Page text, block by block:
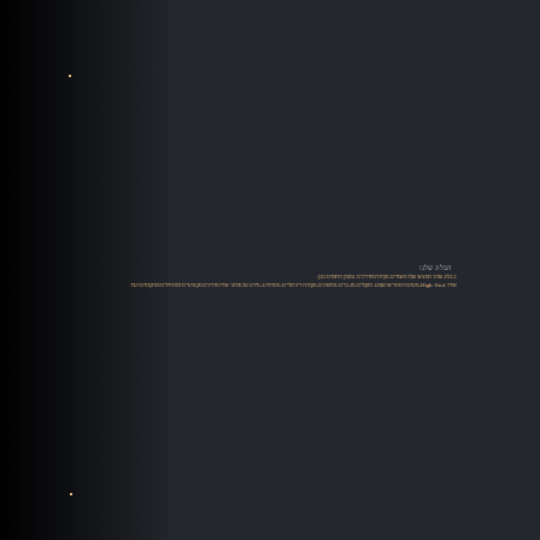
הבלוג שלנו
בבלוג שלנו תמצאו שלל מאמרים, סקירות ומדריכים במגוון תחומים כגון:
אודיו High-End, מערכות סטריאו ושמע, רמקולים, מגברים, פטיפונים, מקורות דיגיטליים, סטרימינג, מידע על מותגי אודיו מדריכים מקצועיים למתחילים ומתקדמים ועוד.